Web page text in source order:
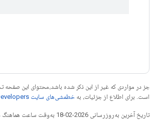
جز در مواردی که غیر از این ذکر شده باشد،‌محتوای این
است. برای اطلاع از جزئیات، به خطمشی‌های سایت Google Developers‏
تاریخ آخرین به‌روزرسانی 2026-02-18 به‌وقت ساعت هماهنگ جهانی.